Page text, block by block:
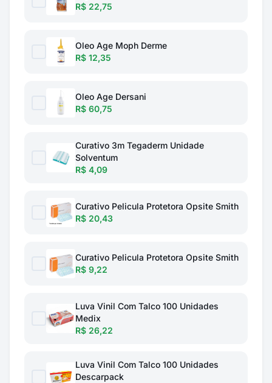
R$ 22,75
Oleo Age Moph Derme
R$ 12,35
Oleo Age Dersani
R$ 60,75
Curativo 3m Tegaderm Unidade
Solventum
R$ 4,09
Curativo Pelicula Protetora Opsite Smith
R$ 20,43
Curativo Pelicula Protetora Opsite Smith
R$ 9,22
Luva Vinil Com Talco 100 Unidades
Medix
R$ 26,22
Luva Vinil Com Talco 100 Unidades
Descarpack